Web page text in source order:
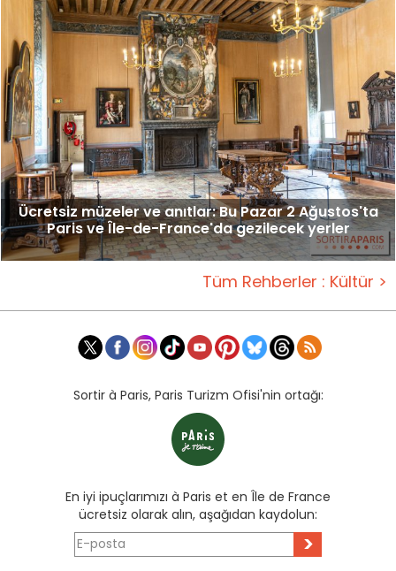
Ücretsiz müzeler ve anıtlar: Bu Pazar 2 Ağustos'ta
Paris ve Île-de-France'da gezilecek yerler
Tüm Rehberler : Kültür >
Sortir à Paris, Paris Turizm Ofisi'nin ortağı:
En iyi ipuçlarımızı à Paris et en Île de France
ücretsiz olarak alın, aşağıdan kaydolun:
>